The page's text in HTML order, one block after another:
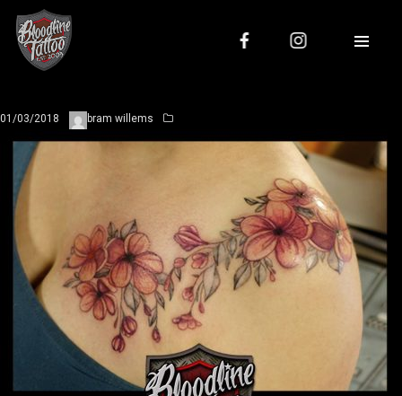
01/03/2018 bram willems